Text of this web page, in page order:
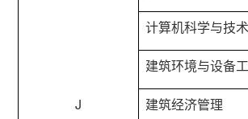
J
计算机科学与技术
建筑环境与设备
建筑经济管理